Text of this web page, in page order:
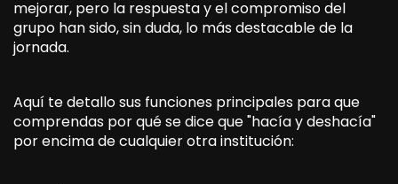
mejorar, pero la respuesta y el compromiso del
grupo han sido, sin duda, lo más destacable de la
jornada.
Aquí te detallo sus funciones principales para que
comprendas por qué se dice que "hacía y deshacía"
por encima de cualquier otra institución: